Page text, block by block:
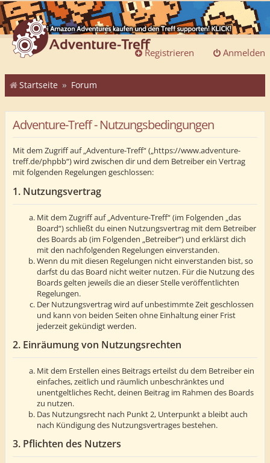
Anmelden
Registrieren
Startseite Forum
Adventure-Treff - Nutzungsbedingungen
Mit dem Zugriff auf „Adventure-Treff“ („https://www.adventure-
treff.de/phpbb“) wird zwischen dir und dem Betreiber ein Vertrag
mit folgenden Regelungen geschlossen:
1. Nutzungsvertrag
Mit dem Zugriff auf „Adventure-Treff“ (im Folgenden „das
Board“) schließt du einen Nutzungsvertrag mit dem Betreiber
des Boards ab (im Folgenden „Betreiber“) und erklärst dich
mit den nachfolgenden Regelungen einverstanden.
Wenn du mit diesen Regelungen nicht einverstanden bist, so
darfst du das Board nicht weiter nutzen. Für die Nutzung des
Boards gelten jeweils die an dieser Stelle veröffentlichten
Regelungen.
Der Nutzungsvertrag wird auf unbestimmte Zeit geschlossen
und kann von beiden Seiten ohne Einhaltung einer Frist
jederzeit gekündigt werden.
2. Einräumung von Nutzungsrechten
Mit dem Erstellen eines Beitrags erteilst du dem Betreiber ein
einfaches, zeitlich und räumlich unbeschränktes und
unentgeltliches Recht, deinen Beitrag im Rahmen des Boards
zu nutzen.
Das Nutzungsrecht nach Punkt 2, Unterpunkt a bleibt auch
nach Kündigung des Nutzungsvertrages bestehen.
3. Pflichten des Nutzers